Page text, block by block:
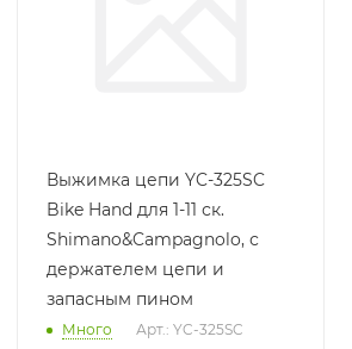
Выжимка цепи YC-325SC
Bike Hand для 1-11 ск.
Shimano&Campagnolo, с
держателем цепи и
запасным пином
Много Арт.: YC-325SC